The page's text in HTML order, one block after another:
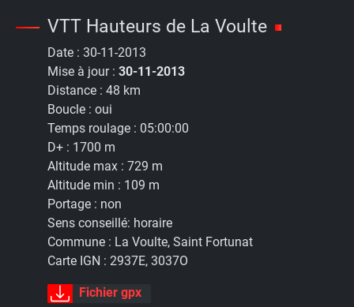
VTT Hauteurs de La Voulte
Date : 30-11-2013
Mise à jour : 30-11-2013
Distance : 48 km
Boucle : oui
Temps roulage : 05:00:00
D+ : 1700 m
Altitude max : 729 m
Altitude min : 109 m
Portage : non
Sens conseillé: horaire
Commune : La Voulte, Saint Fortunat
Carte IGN : 2937E, 3037O
Fichier gpx